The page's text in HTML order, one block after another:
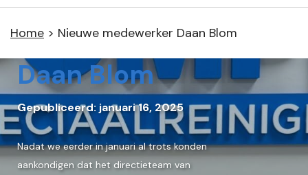
gevelonderhoud
reiniging
Specialisaties
Graffiti schoonmaak
Home > Nieuwe medewerker Daan Blom
Nieuwe medewerker
Daan Blom
Gepubliceerd: januari 16, 2025
Nadat we eerder in januari al trots konden
aankondigen dat het directieteam van